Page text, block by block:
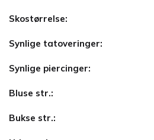
Skostørrelse:
Synlige tatoveringer:
Synlige piercinger:
Bluse str.:
Bukse str.: